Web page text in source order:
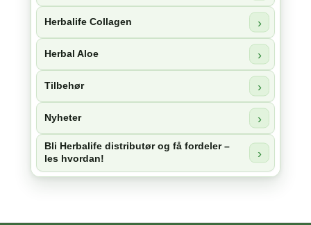
Herbalife Collagen
Herbal Aloe
Tilbehør
Nyheter
Bli Herbalife distributør og få fordeler –
les hvordan!